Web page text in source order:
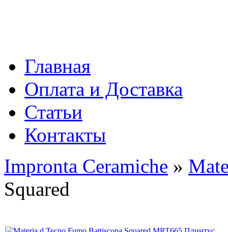
Главная
Оплата и Доставка
Статьи
Контакты
Impronta Ceramiche »
Squared